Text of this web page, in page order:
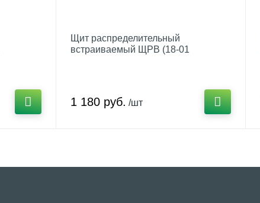
Щит распределительный
встраиваемый ЩРВ (18-01
1 180 руб. /шт